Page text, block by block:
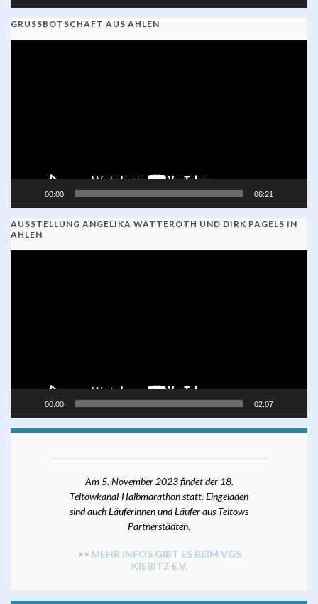
GRUSSBOTSCHAFT AUS AHLEN
00:00 06:21
AUSSTELLUNG ANGELIKA WATTEROTH UND DIRK PAGELS IN
AHLEN
00:00 02:07
Am 5. November 2023 findet der 18.
Teltowkanal-Halbmarathon statt. Eingeladen
sind auch Läuferinnen und Läufer aus Teltows
Partnerstädten.
>> MEHR INFOS GIBT ES BEIM VGS
KIEBITZ E.V.